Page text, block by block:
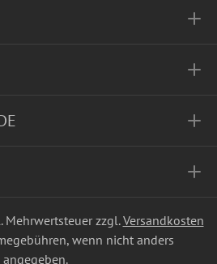
Mehrwertsteuer zzgl.Versandkosten
wenn nicht anders
angegeben.